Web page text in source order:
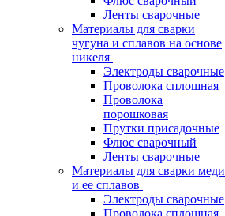
Ленты сварочные
Материалы для сварки
чугуна и сплавов на основе
никеля
Электроды сварочные
Проволока сплошная
Проволока
порошковая
Прутки присадочные
Флюс сварочный
Ленты сварочные
Материалы для сварки меди
и ее сплавов
Электроды сварочные
Проволока сплошная